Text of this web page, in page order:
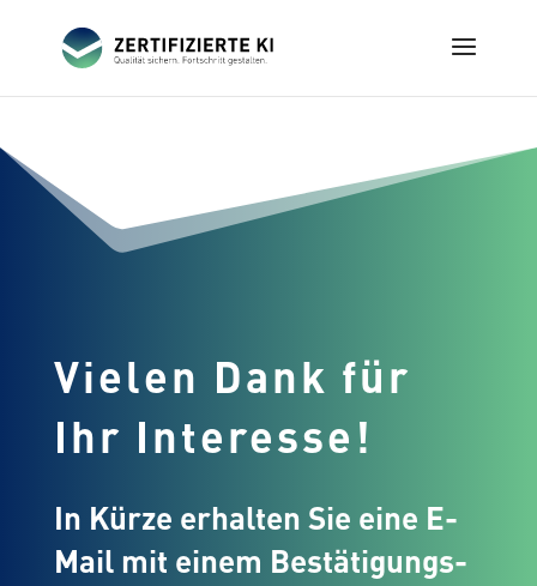
Vielen Dank für
Ihr Interesse!
In Kürze erhalten Sie eine E-
Mail mit einem Bestätigungs-